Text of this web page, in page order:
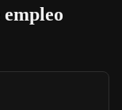
empleo